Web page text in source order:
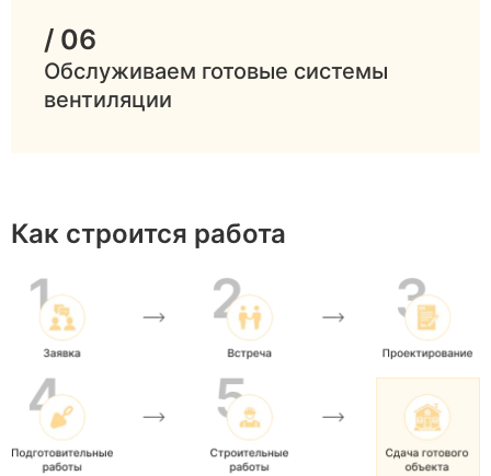
/ 06
Обслуживаем готовые системы
вентиляции
Как строится работа